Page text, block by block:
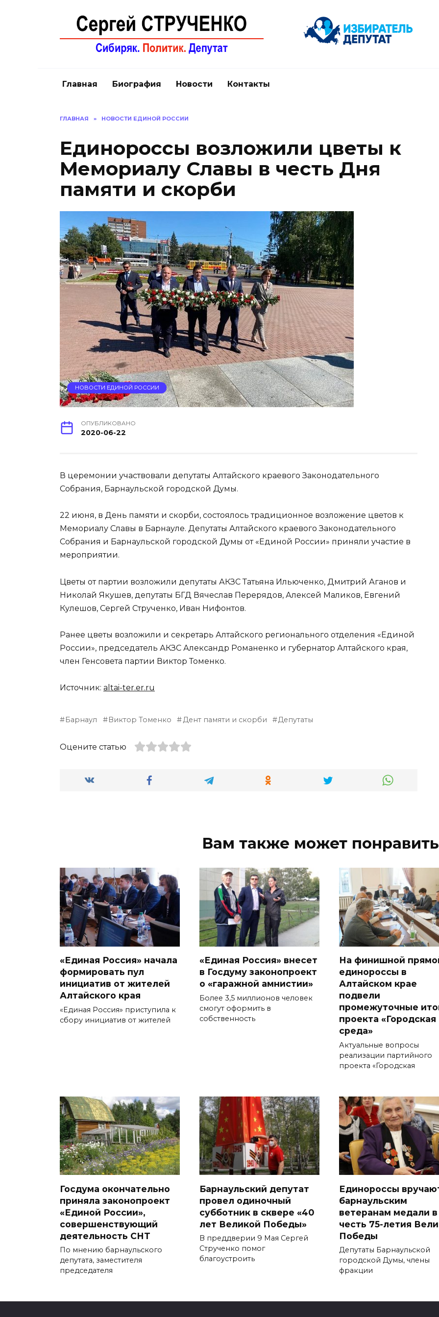
Главная Биография Новости Контакты
ГЛАВНАЯ » НОВОСТИ ЕДИНОЙ РОССИИ
Единороссы возложили цветы к
Мемориалу Славы в честь Дня
памяти и скорби
НОВОСТИ ЕДИНОЙ РОССИИ
ОПУБЛИКОВАНО
2020-06-22
В церемонии участвовали депутаты Алтайского краевого Законодательного
Собрания, Барнаульской городской Думы.
22 июня, в День памяти и скорби, состоялось традиционное возложение цветов к
Мемориалу Славы в Барнауле. Депутаты Алтайского краевого Законодательного
Собрания и Барнаульской городской Думы от «Единой России» приняли участие в
мероприятии.
Цветы от партии возложили депутаты АКЗС Татьяна Ильюченко, Дмитрий Аганов и
Николай Якушев, депутаты БГД Вячеслав Перерядов, Алексей Маликов, Евгений
Кулешов, Сергей Струченко, Иван Нифонтов.
Ранее цветы возложили и секретарь Алтайского регионального отделения «Единой
России», председатель АКЗС Александр Романенко и губернатор Алтайского края,
член Генсовета партии Виктор Томенко.
Источник: altai-ter.er.ru
Барнаул Виктор Томенко Дент памяти и скорби Депутаты
Оцените статью
Вам также может
«Единая Россия» начала
формировать пул
инициатив от жителей
Алтайского края
«Единая Россия» приступила к
сбору инициатив от жителей
«Единая Россия» внесет
в Госдуму законопроект
о «гаражной амнистии»
Более 3,5 миллионов человек
смогут оформить в
собственность
На финишной
единороссы в
Алтайском крае
подвели
промежуточные
проекта «Городская
среда»
Актуальные вопросы
реализации партийного
проекта «Городская
Госдума окончательно
приняла законопроект
«Единой России»,
совершенствующий
деятельность СНТ
По мнению барнаульского
депутата, заместителя
председателя
Барнаульский депутат
провел одиночный
субботник в сквере «40
лет Великой Победы»
В преддверии 9 Мая Сергей
Струченко помог
благоустроить
Единороссы
барнаульским
ветеранам медали в
честь 75-летия
Победы
Депутаты Барнаульской
городской Думы, члены
фракции